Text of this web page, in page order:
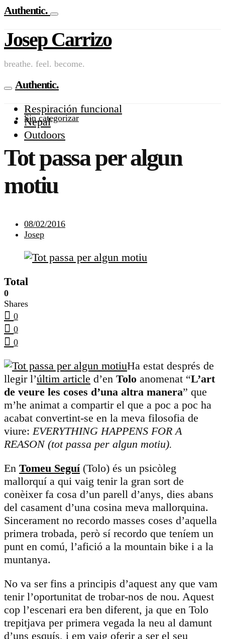
Authentic.
Josep Carrizo
breathe. feel. become.
Authentic.
Respiración funcional
Nepal
Outdoors
Sin categorizar
Tot passa per algun
motiu
08/02/2016
Josep
Total
0
Shares
0
0
0
Ha estat després de
llegir l’últim article d’en Tolo anomenat “L’art
de veure les coses d’una altra manera” que
m’he animat a compartir el que a poc a poc ha
acabat convertint-se en la meva filosofia de
viure: EVERYTHING HAPPENS FOR A
REASON (tot passa per algun motiu).
En Tomeu Seguí(Tolo) és un psicòleg
mallorquí a qui vaig tenir la gran sort de
conèixer fa cosa d’un parell d’anys, dies abans
del casament d’una cosina meva mallorquina.
Sincerament no recordo masses coses d’aquella
primera trobada, però sí recordo que teníem un
punt en comú, l’afició a la mountain bike i a la
muntanya.
No va ser fins a principis d’aquest any que vam
tenir l’oportunitat de trobar-nos de nou. Aquest
cop l’escenari era ben diferent, ja que en Tolo
trepitjava per primera vegada la neu al damunt
d’uns esquís, i em vaig oferir a ser el seu